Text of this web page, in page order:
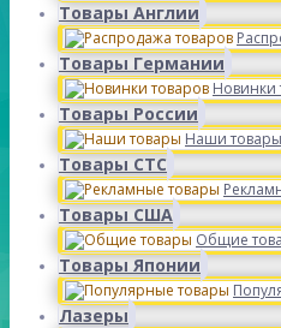
Товары Англии
Товары Германии
Новинки
Товары России
Наши товары
Товары СТС
Товары США
Общие
Товары Японии
Лазеры